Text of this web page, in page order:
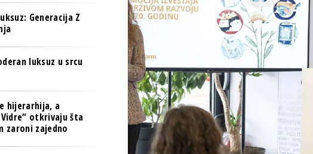
OSIGURANJE
TECH I AI
BIZNIS & SPORT
PULS REGIONA
NOVO NA RAFU
Generacija Z
luksuz u srcu
hijerarhija, a
otkrivaju šta
zaroni zajedno